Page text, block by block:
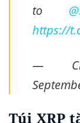
to
https://
—
Túi XRP